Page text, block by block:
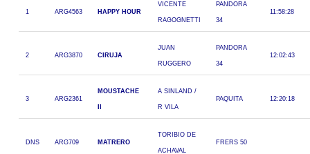
1 ARG4563 HAPPY HOUR
VICENTE
RAGOGNETTI
PANDORA
34
11:58:28
2 ARG3870 CIRUJA
JUAN
RUGGERO
PANDORA
34
12:02:43
3 ARG2361
MOUSTACHE A SINLAND /
R VILA
PAQUITA 12:20:18
DNS ARG709 MATRERO
TORIBIO DE
ACHAVAL
FRERS 50